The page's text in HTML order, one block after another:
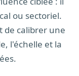
ou sectoriel.
de calibrer une
l'échelle et la